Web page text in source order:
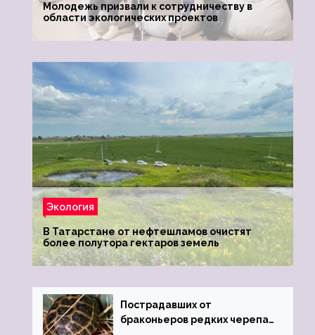
Молодежь призвали к сотрудничеству в
области экологических проектов
Экология
В Татарстане от нефтешламов очистят
более полутора гектаров земель
Пострадавших от
браконьеров редких черепах